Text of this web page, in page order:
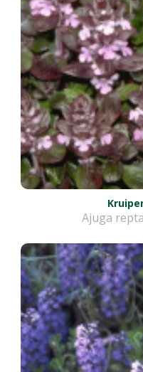
Ajuga